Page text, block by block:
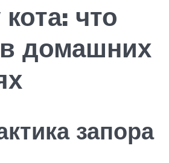
что
домашних
запора